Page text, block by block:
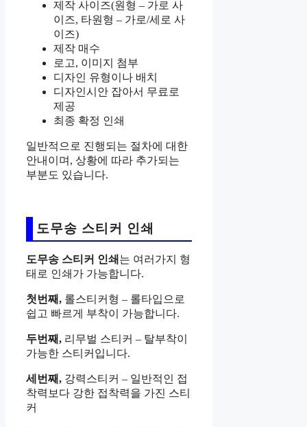
제작 사이즈(원형 – 가로 사
이즈, 타원형 – 가로/세로 사
이즈)
제작 매수
로고, 이미지 첨부
디자인 유형이나 배치
디자인시안 잡아서 무료로
제공
최종 확정 인쇄
일반적으로 진행되는 절차에 대한
안내이며, 상황에 따라 추가되는
부분도 있습니다.
도무송 스티커 인쇄
도무송 스티커 인쇄 는 여러가지 형
태로 인쇄가 가능합니다.
첫번째, 롤스티커형 – 롤타입으로
쉽고 빠르게 부착이 가능합니다.
두번째, 리무벌 스티커 – 탈부착이
가능한 스티커입니다.
세번째, 강력스티커 – 일반적인 접
착력보다 강한 접착력을 가진 스티
커